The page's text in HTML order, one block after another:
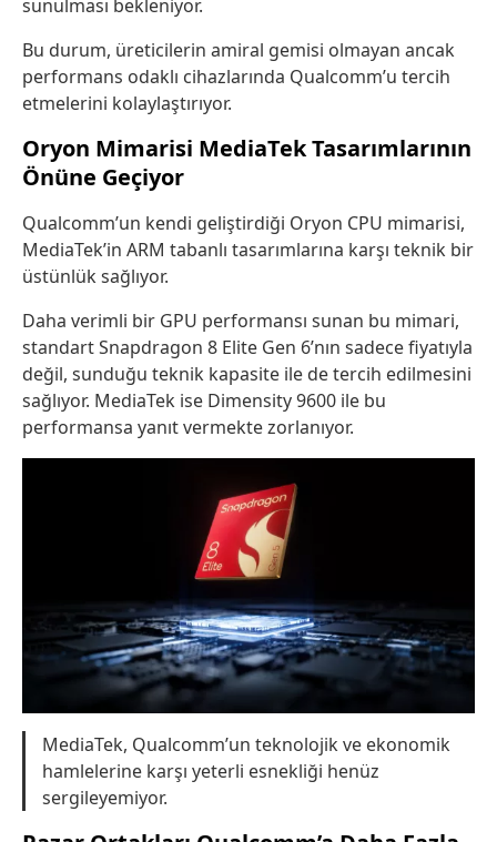
sunulması bekleniyor.
Bu durum, üreticilerin amiral gemisi olmayan ancak
performans odaklı cihazlarında Qualcomm’u tercih
etmelerini kolaylaştırıyor.
Oryon Mimarisi MediaTek Tasarımlarının
Önüne Geçiyor
Qualcomm’un kendi geliştirdiği Oryon CPU mimarisi,
MediaTek’in ARM tabanlı tasarımlarına karşı teknik bir
üstünlük sağlıyor.
Daha verimli bir GPU performansı sunan bu mimari,
standart Snapdragon 8 Elite Gen 6’nın sadece fiyatıyla
değil, sunduğu teknik kapasite ile de tercih edilmesini
sağlıyor. MediaTek ise Dimensity 9600 ile bu
performansa yanıt vermekte zorlanıyor.
MediaTek, Qualcomm’un teknolojik ve ekonomik
hamlelerine karşı yeterli esnekliği henüz
sergileyemiyor.